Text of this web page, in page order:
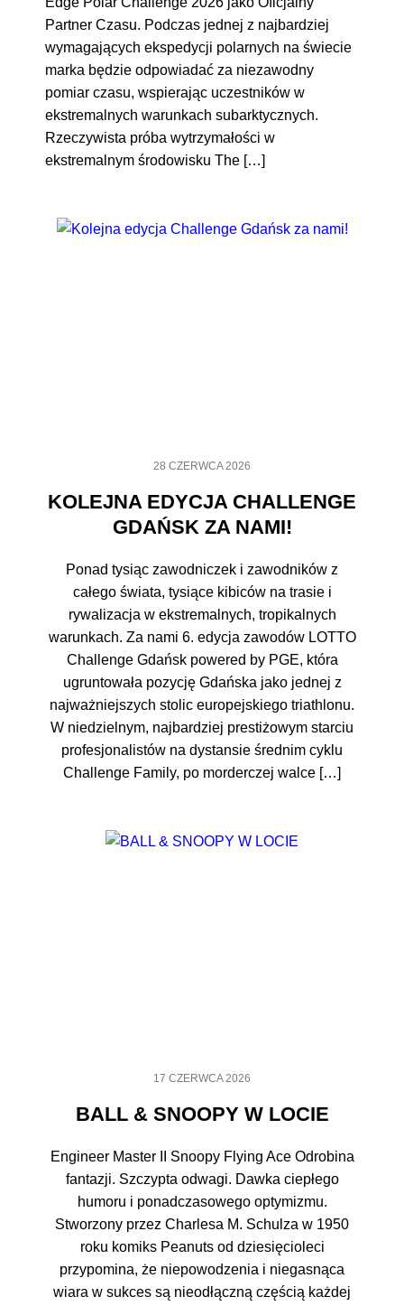
Partner Czasu. Podczas jednej z najbardziej
wymagających ekspedycji polarnych na świecie
marka będzie odpowiadać za niezawodny
pomiar czasu, wspierając uczestników w
ekstremalnych warunkach subarktycznych.
Rzeczywista próba wytrzymałości w
ekstremalnym środowisku The […]
28 CZERWCA 2026
KOLEJNA EDYCJA CHALLENGE
GDAŃSK ZA NAMI!
Ponad tysiąc zawodniczek i zawodników z
całego świata, tysiące kibiców na trasie i
rywalizacja w ekstremalnych, tropikalnych
warunkach. Za nami 6. edycja zawodów LOTTO
Challenge Gdańsk powered by PGE, która
ugruntowała pozycję Gdańska jako jednej z
najważniejszych stolic europejskiego triathlonu.
W niedzielnym, najbardziej prestiżowym starciu
profesjonalistów na dystansie średnim cyklu
Challenge Family, po morderczej walce […]
17 CZERWCA 2026
BALL & SNOOPY W LOCIE
Engineer Master II Snoopy Flying Ace Odrobina
fantazji. Szczypta odwagi. Dawka ciepłego
humoru i ponadczasowego optymizmu.
Stworzony przez Charlesa M. Schulza w 1950
roku komiks Peanuts od dziesięcioleci
przypomina, że niepowodzenia i niegasnąca
wiara w sukces są nieodłączną częścią każdej